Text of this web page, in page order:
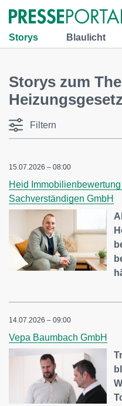
Storys Blaulicht
Storys zum
Heizungsgesetz
Filtern
15.07.2026 – 08:00
Heid
Sachverständigen GmbH
14.07.2026 – 09:00
Vepa Baumbach GmbH